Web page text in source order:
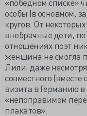
особы (в основном,
кругов. От
внебрачные дети,
отношениях поэт
женщина не смогла
Лили, даже
совместного
визита в Германию в
«непоправимом
плакатов».